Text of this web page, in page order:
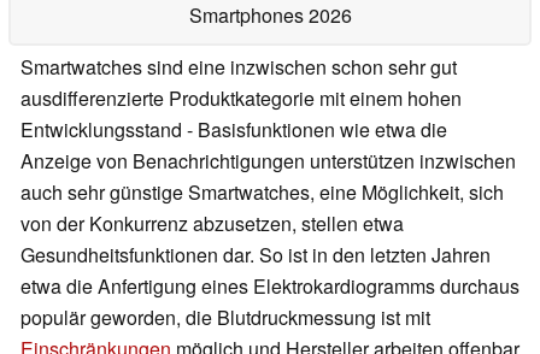
Smartphones 2026
Smartwatches sind eine inzwischen schon sehr gut
ausdifferenzierte Produktkategorie mit einem hohen
Entwicklungsstand - Basisfunktionen wie etwa die
Anzeige von Benachrichtigungen unterstützen inzwischen
auch sehr günstige Smartwatches, eine Möglichkeit, sich
von der Konkurrenz abzusetzen, stellen etwa
Gesundheitsfunktionen dar. So ist in den letzten Jahren
etwa die Anfertigung eines Elektrokardiogramms durchaus
populär geworden, die Blutdruckmessung ist mit